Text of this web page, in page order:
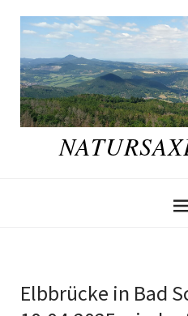
Elbbrücke in Bad